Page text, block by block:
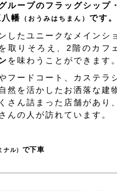
ループのフラッグシップ
幡
（おうみはちまん） です。
したユニークなメインシ
取りそろえ、2階のカフ
を味わうことができます
フードコート、カステラ
然を活かしたお洒落な建
さん詰まった店舗があり
んの人が訪れています。
ナル） で下車